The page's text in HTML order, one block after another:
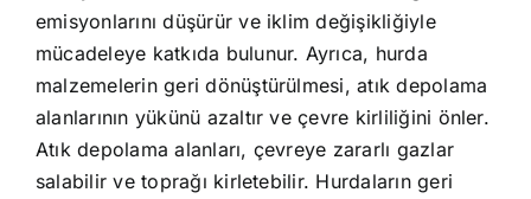
emisyonlarını düşürür ve iklim değişikliğiyle
mücadeleye katkıda bulunur. Ayrıca, hurda
malzemelerin geri dönüştürülmesi, atık depolama
alanlarının yükünü azaltır ve çevre kirliliğini önler.
Atık depolama alanları, çevreye zararlı gazlar
salabilir ve toprağı kirletebilir. Hurdaların geri